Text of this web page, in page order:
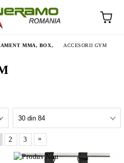
MMA, BOX, ACCESORII GYM
2 3 »